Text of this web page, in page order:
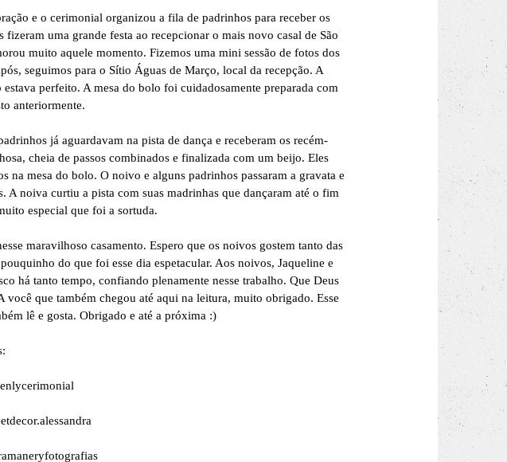
e o cerimonial organizou a fila de padrinhos para receber os
fizeram uma grande festa ao recepcionar o mais novo casal de São
muito aquele momento. Fizemos uma mini sessão de fotos dos
seguimos para o Sítio Águas de Março, local da recepção. A
perfeito. A mesa do bolo foi cuidadosamente preparada com
anteriormente.
já aguardavam na pista de dança e receberam os recém-
cheia de passos combinados e finalizada com um beijo. Eles
na mesa do bolo. O noivo e alguns padrinhos passaram a gravata e
noiva curtiu a pista com suas madrinhas que dançaram até o fim
especial que foi a sortuda.
maravilhoso casamento. Espero que os noivos gostem tanto das
do que foi esse dia espetacular. Aos noivos, Jaqueline e
há tanto tempo, confiando plenamente nesse trabalho. Que Deus
que também chegou até aqui na leitura, muito obrigado. Esse
lê e gosta. Obrigado e até a próxima :)